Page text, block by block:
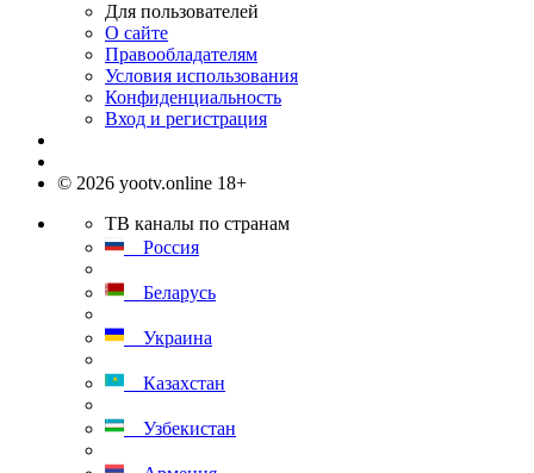
Для пользователей
О сайте
Правообладателям
Условия использования
Конфиденциальность
Вход и регистрация
© 2026 yootv.online 18+
ТВ каналы по странам
Россия
Беларусь
Украина
Казахстан
Узбекистан